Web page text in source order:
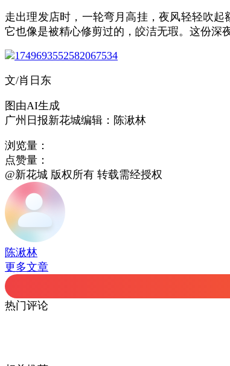
走出理发店时，一轮弯月高挂，夜风轻轻吹
它也像是被精心修剪过的，皎洁无瑕。这份深
文/肖日东
图由AI生成
广州日报新花城编辑：陈湫林
浏览量：
点赞量：
@新花城 版权所有 转载需经授权
陈湫林
更多文章
热门评论